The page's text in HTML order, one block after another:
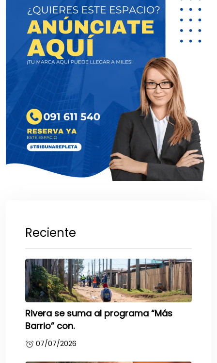
Reciente
Rivera se suma al programa “Más
Barrio” con.
07/07/2026